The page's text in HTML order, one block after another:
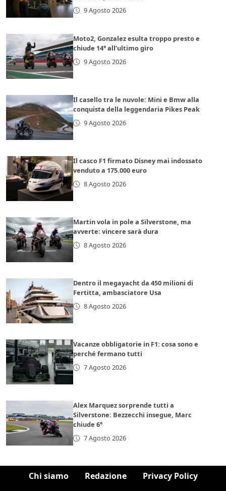
9 Agosto 2026
Moto2, Gonzalez esulta troppo presto e
chiude 14° all’ultimo giro
9 Agosto 2026
Il casello tra le nuvole: Mini e Bmw alla
conquista della leggendaria Pikes Peak
9 Agosto 2026
Il casco F1 firmato Disney mai indossato
venduto a 175.000 euro
8 Agosto 2026
Martin vola in pole a Silverstone, ma
avverte: vincere sarà dura
8 Agosto 2026
Dentro il megayacht da 450 milioni di
Fertitta, ambasciatore Usa
8 Agosto 2026
Vacanze obbligatorie in F1: cosa sono e
perché fermano tutti
7 Agosto 2026
Alex Marquez sorprende tutti a
Silverstone: Bezzecchi insegue, Marc
chiude 6°
7 Agosto 2026
Chi siamo Redazione
Privacy Policy